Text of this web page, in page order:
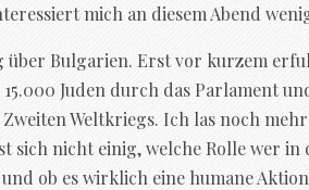
mich an diesem Abend
über Bulgarien. Erst vor kurzem
Juden durch das Parlament
Weltkriegs. Ich las noch
sich nicht einig, welche Rolle wer in
ob es wirklich eine humane